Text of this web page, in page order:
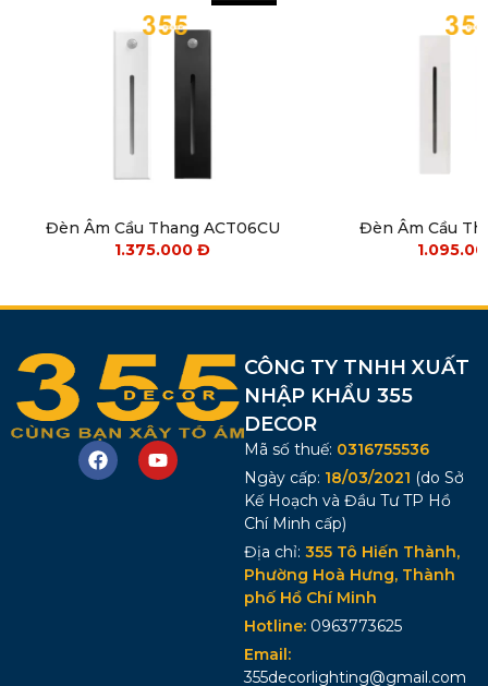
Đèn Âm Cầu Thang ACT06CU
1.375.000Đ
Đèn Âm Cầu
CÔNG TY TNHH XUẤT
NHẬP KHẨU 355
DECOR
Mã số thuế: 0316755536
Ngày cấp: 18/03/2021 (do Sở
Kế Hoạch và Đầu Tư TP Hồ
Chí Minh cấp)
Địa chỉ: 355 Tô Hiến Thành,
Phường Hoà Hưng, Thành
phố Hồ Chí Minh
Hotline: 0963773625
Email:
355decorlighting@gmail.com